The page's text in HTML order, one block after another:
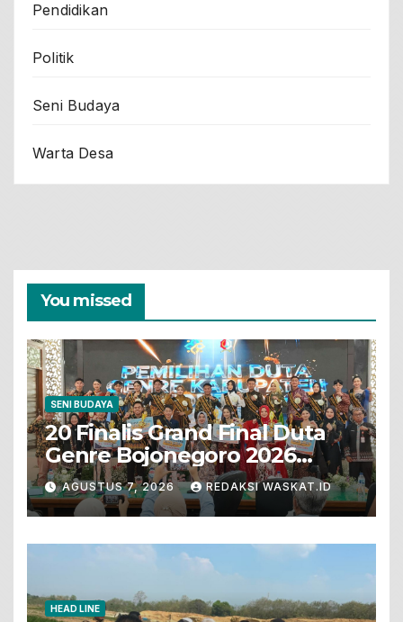
Pendidikan
Politik
Seni Budaya
Warta Desa
You missed
SENI BUDAYA
20 Finalis Grand Final Duta
Genre Bojonegoro 2026
Tunjukkan Bakat Terbaik
AGUSTUS 7, 2026 REDAKSI WASKAT.ID
HEAD LINE